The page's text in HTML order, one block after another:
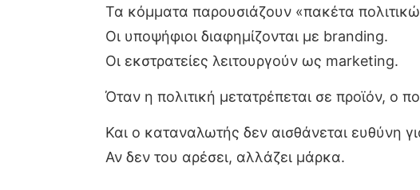
Τα κόμματα παρουσιάζουν «πακέτα
Οι υποψήφιοι διαφημίζονται με branding.
Οι εκστρατείες λειτουργούν ως marketing.
Όταν η πολιτική μετατρέπεται σε προϊόν, ο
Και ο καταναλωτής δεν αισθάνεται ευθύνη
Αν δεν του αρέσει, αλλάζει μάρκα.